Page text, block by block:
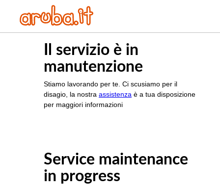
Il servizio è in
manutenzione
Stiamo lavorando per te. Ci scusiamo per il
disagio, la nostra assistenza è a tua disposizione
per maggiori informazioni
Service maintenance
in progress